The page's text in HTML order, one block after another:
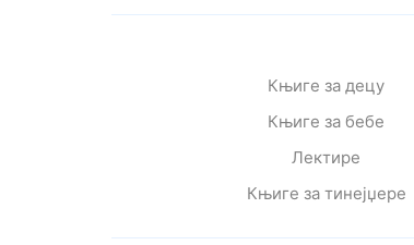
Књиге за децу
Књиге за бебе
Лектире
Књиге за тинејџере